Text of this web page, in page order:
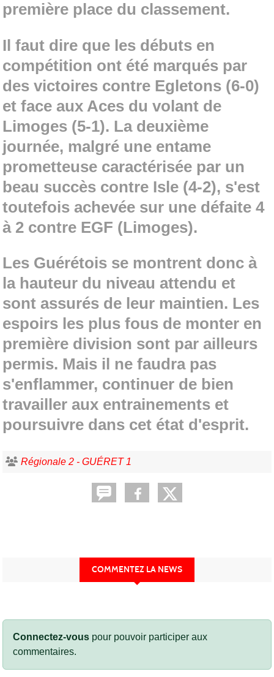
première place du classement.
Il faut dire que les débuts en
compétition ont été marqués par
des victoires contre Egletons (6-0)
et face aux Aces du volant de
Limoges (5-1). La deuxième
journée, malgré une entame
prometteuse caractérisée par un
beau succès contre Isle (4-2), s'est
toutefois achevée sur une défaite 4
à 2 contre EGF (Limoges).
Les Guérétois se montrent donc à
la hauteur du niveau attendu et
sont assurés de leur maintien. Les
espoirs les plus fous de monter en
première division sont par ailleurs
permis. Mais il ne faudra pas
s'enflammer, continuer de bien
travailler aux entrainements et
poursuivre dans cet état d'esprit.
Régionale 2 - GUÉRET 1
COMMENTEZ LA NEWS
Connectez-vous pour pouvoir participer aux
commentaires.